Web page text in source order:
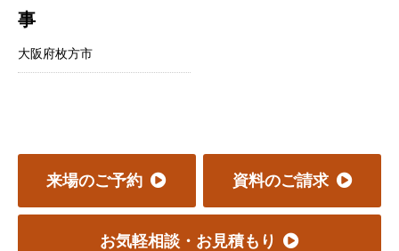
事
大阪府枚方市
来場のご予約
お気軽相談・お見積もり
資料のご請求